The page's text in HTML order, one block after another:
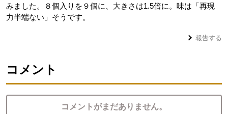
みました。８個入りを９個に、大きさは1.5倍に。味は「再現
力半端ない」そうです。
報告する
コメント
コメントがまだありません。